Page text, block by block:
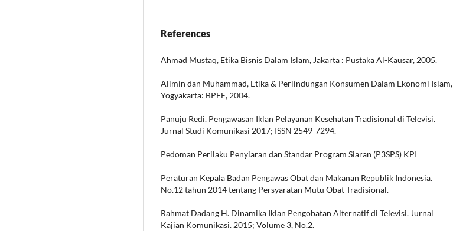
References
Ahmad Mustaq, Etika Bisnis Dalam Islam, Jakarta : Pustaka Al-Kausar, 2005.
Alimin dan Muhammad, Etika & Perlindungan Konsumen Dalam Ekonomi Islam,
Yogyakarta: BPFE, 2004.
Panuju Redi. Pengawasan Iklan Pelayanan Kesehatan Tradisional di Televisi.
Jurnal Studi Komunikasi 2017; ISSN 2549-7294.
Pedoman Perilaku Penyiaran dan Standar Program Siaran (P3SPS) KPI
Peraturan Kepala Badan Pengawas Obat dan Makanan Republik Indonesia.
No.12 tahun 2014 tentang Persyaratan Mutu Obat Tradisional.
Rahmat Dadang H. Dinamika Iklan Pengobatan Alternatif di Televisi. Jurnal
Kajian Komunikasi. 2015; Volume 3, No.2.